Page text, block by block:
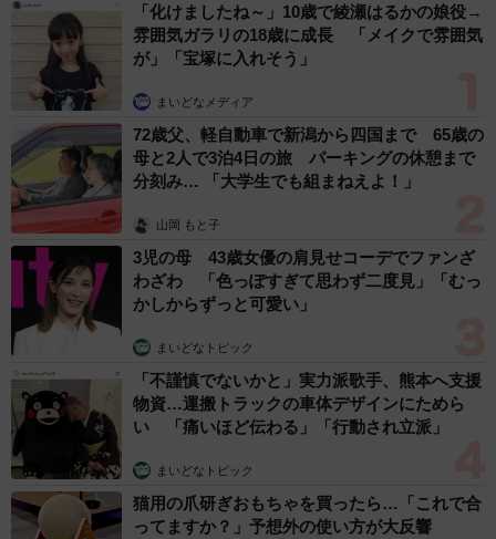
「しばらくリードを引っ張っても動かなかったのですが、
気が済んだのか、最後は自分から立ち上がって歩き始めま
した」
――拒否柴以外に、ぐりちゃんの柴犬らしいな、と感じる
行動は？
「意外と従順なところもあって、お散歩から帰ると玄関で
ちゃんと待機してくれます。飼い主が足を拭くための濡れ
タオルを持って戻ってくるまで、勝手に家に上がりませ
ん。あと、人がパンやケーキなど美味しそうなものを食べ
ていると必ず近寄ってきます！飼い主と同じく、ぐりも小
麦粉系が大好きです。
人間の甘い食べ物は基本あげないようにしているのです
が、真横からじーっと見つめてきたり、立ち上がって前足
でカイカイして甘えてくるので、たまにパンの端っこの味
「化けましたね～」10歳で綾瀬はるかの娘役→
雰囲気ガラリの18歳に成長 「メイクで雰囲気
が」「宝塚に入れそう」
まいどなメディア
72歳父、軽自動車で新潟から四国まで 65歳の
母と2人で3泊4日の旅 パーキングの休憩まで
分刻み… 「大学生でも組まねえよ！」
山岡 もと子
3児の母 43歳女優の肩見せコーデでファンざ
わざわ 「色っぽすぎて思わず二度見」「むっ
かしからずっと可愛い」
まいどなトピック
「不謹慎でないかと」実力派歌手、熊本へ支援
物資…運搬トラックの車体デザインにためら
い 「痛いほど伝わる」「行動され立派」
まいどなトピック
猫用の爪研ぎおもちゃを買ったら…「これで合
ってますか？」予想外の使い方が大反響